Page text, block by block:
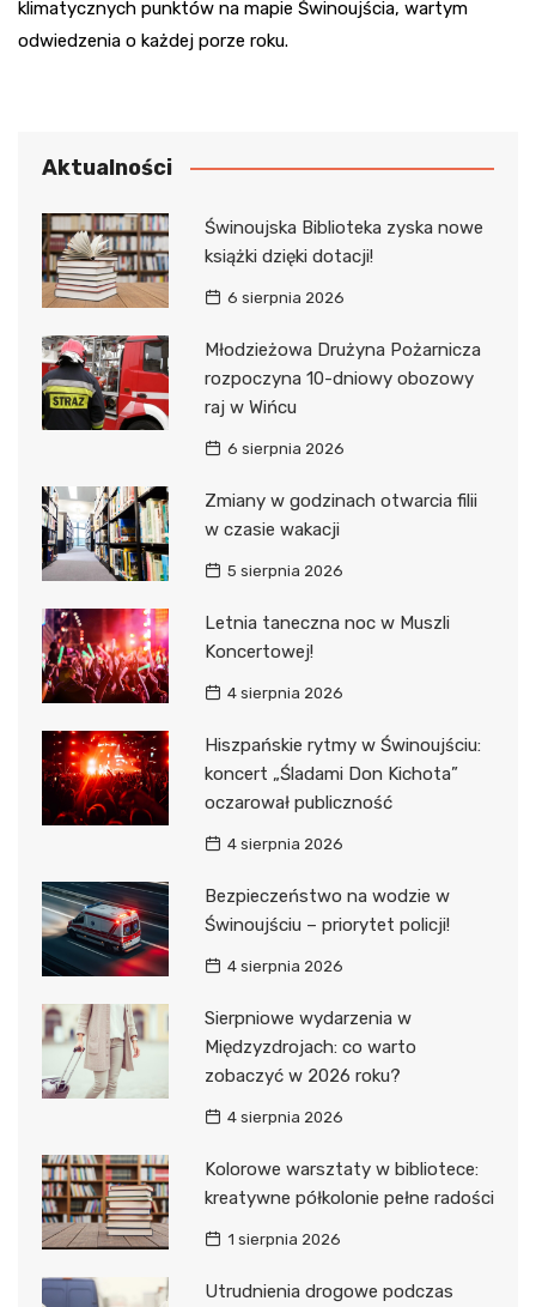
klimatycznych punktów na mapie Świnoujścia, wartym
odwiedzenia o każdej porze roku.
Aktualności
Świnoujska Biblioteka zyska nowe
książki dzięki dotacji!
6 sierpnia 2026
Młodzieżowa Drużyna Pożarnicza
rozpoczyna 10-dniowy obozowy
raj w Wińcu
6 sierpnia 2026
Zmiany w godzinach otwarcia filii
w czasie wakacji
5 sierpnia 2026
Letnia taneczna noc w Muszli
Koncertowej!
4 sierpnia 2026
Hiszpańskie rytmy w Świnoujściu:
koncert „Śladami Don Kichota”
oczarował publiczność
4 sierpnia 2026
Bezpieczeństwo na wodzie w
Świnoujściu – priorytet policji!
4 sierpnia 2026
Sierpniowe wydarzenia w
Międzyzdrojach: co warto
zobaczyć w 2026 roku?
4 sierpnia 2026
Kolorowe warsztaty w bibliotece:
kreatywne półkolonie pełne radości
1 sierpnia 2026
Utrudnienia drogowe podczas